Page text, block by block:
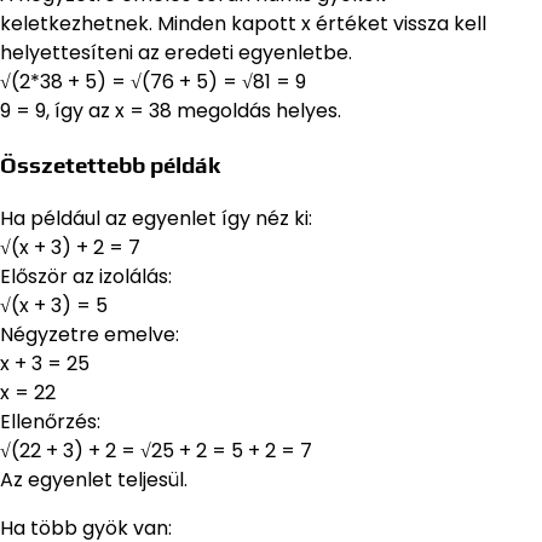
keletkezhetnek. Minden kapott x értéket vissza kell
helyettesíteni az eredeti egyenletbe.
√(2*38 + 5) = √(76 + 5) = √81 = 9
9 = 9, így az x = 38 megoldás helyes.
Összetettebb példák
Ha például az egyenlet így néz ki:
√(x + 3) + 2 = 7
Először az izolálás:
√(x + 3) = 5
Négyzetre emelve:
x + 3 = 25
x = 22
Ellenőrzés:
√(22 + 3) + 2 = √25 + 2 = 5 + 2 = 7
Az egyenlet teljesül.
Ha több gyök van: